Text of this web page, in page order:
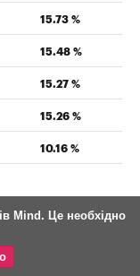
15.73 %
15.48 %
15.27 %
15.26 %
10.16 %
Mind. Це необхідно